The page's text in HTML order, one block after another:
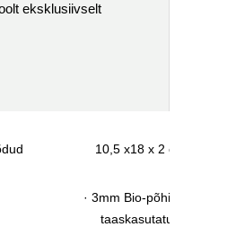
eksklusiivselt
10,5 x18 x 2 cm
· 3mm Bio-põhine ja
taaskasutatud